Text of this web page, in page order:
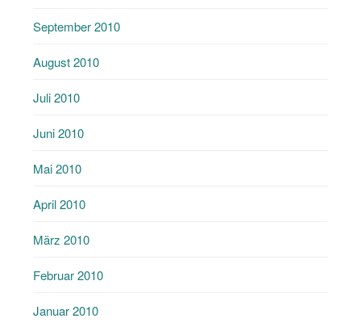
September 2010
August 2010
Juli 2010
Juni 2010
Mai 2010
April 2010
März 2010
Februar 2010
Januar 2010